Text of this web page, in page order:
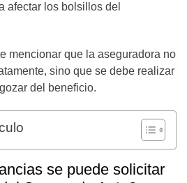
afectar los bolsillos del
mencionar que la aseguradora no
sino que se debe realizar
del beneficio.
se puede solicitar